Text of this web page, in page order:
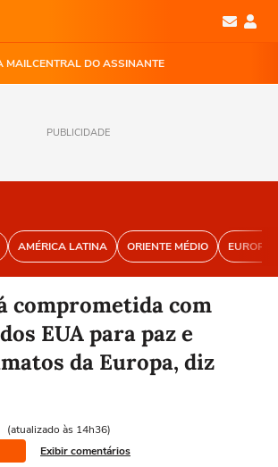
MAILCENTRAL DO ASSINANTE
PUBLICIDADE
AMÉRICA LATINA ORIENTE MÉDIO EUROPA
comprometida com
EUA para paz e
da Europa, diz
(atualizado às 14h36)
Exibir comentários